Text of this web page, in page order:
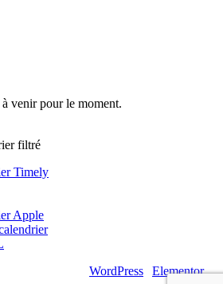
venir pour le moment.
filtré
Timely
Apple
WordPress Elementor|